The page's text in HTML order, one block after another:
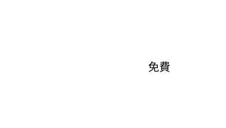
免費